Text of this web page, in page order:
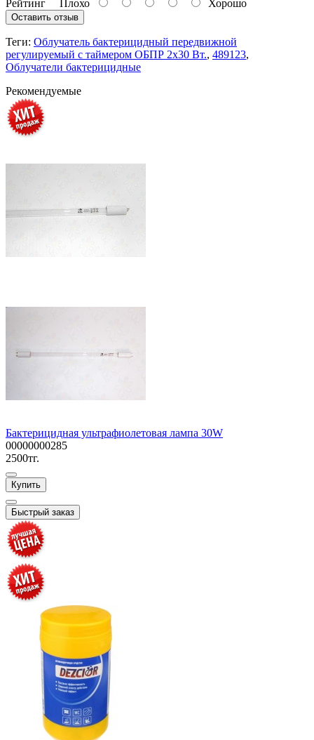
Рейтинг Плохо Хорошо
Оставить отзыв
Теги: Облучатель бактерицидный передвижной
регулируемый с таймером ОБПР 2х30 Вт., 489123,
Облучатели бактерицидные
Рекомендуемые
Бактерицидная ультрафиолетовая лампа 30W
00000000285
2500тг.
Купить
Быстрый заказ